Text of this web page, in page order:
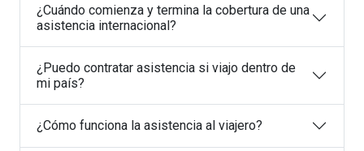
¿Cuándo comienza y termina la cobertura de una
asistencia internacional?
¿Puedo contratar asistencia si viajo dentro de
mi país?
¿Cómo funciona la asistencia al viajero?